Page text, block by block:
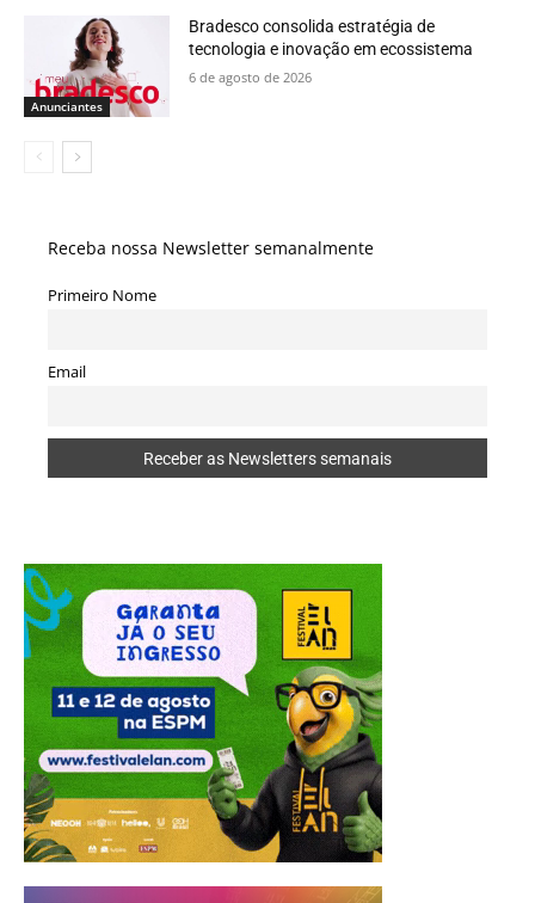
Anunciantes
Bradesco consolida estratégia de
tecnologia e inovação em ecossistema
6 de agosto de 2026
Receba nossa Newsletter semanalmente
Primeiro Nome
Email